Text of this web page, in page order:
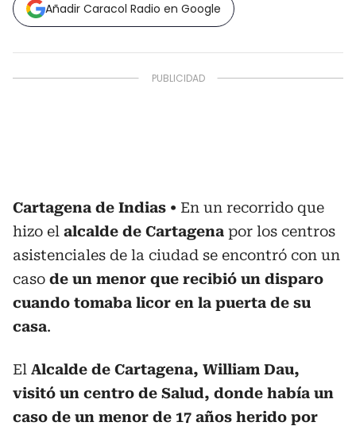
Añadir Caracol Radio en Google
Cartagena de Indias
En un recorrido que
hizo el alcalde de Cartagena por los centros
asistenciales de la ciudad se encontró con un
caso de un menor que recibió un disparo
cuando tomaba licor en la puerta de su
casa.
El Alcalde de Cartagena, William Dau,
visitó un centro de Salud, donde había un
caso de un menor de 17 años herido por